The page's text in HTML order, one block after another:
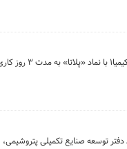
شد.
توسعه صنایع تکمیلی